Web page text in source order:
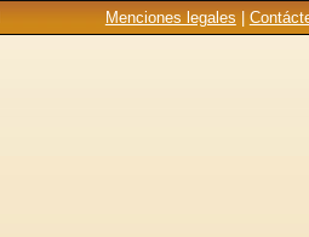
Menciones legales